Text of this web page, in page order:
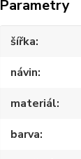
Parametry
šířka
návin
materiál
barva